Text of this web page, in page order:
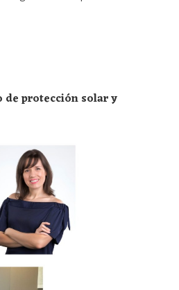
de protección solar y